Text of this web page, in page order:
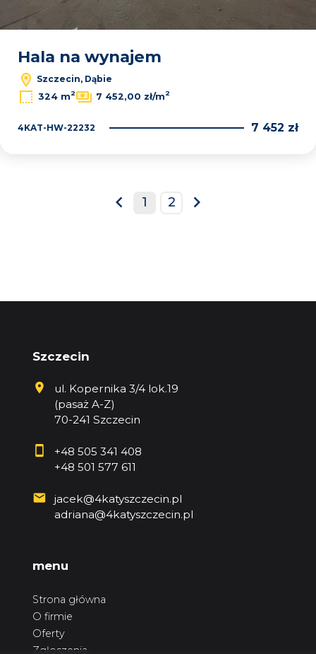
Hala na wynajem
Szczecin, Dąbie
324 m2 7 452,00 zł/m2
4KAT-HW-22232 7 452 zł
prev
1 2
next
Szczecin
ul. Kopernika 3/4 lok.19
(pasaż A-Z)
70-241 Szczecin
+48 505 341 408
+48 501 577 611
jacek@4katyszczecin.pl
adriana@4katyszczecin.pl
menu
Strona główna
O firmie
Oferty
Zgłoszenia